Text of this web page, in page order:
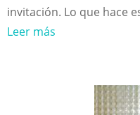
invitación. Lo que hace
Leer más